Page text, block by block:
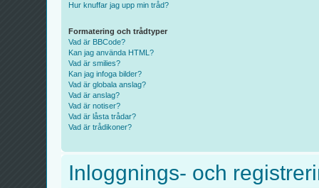
Hur knuffar jag upp min tråd?
Formatering och trådtyper
Vad är BBCode?
Kan jag använda HTML?
Vad är smilies?
Kan jag infoga bilder?
Vad är globala anslag?
Vad är anslag?
Vad är notiser?
Vad är låsta trådar?
Vad är trådikoner?
Inloggnings- och